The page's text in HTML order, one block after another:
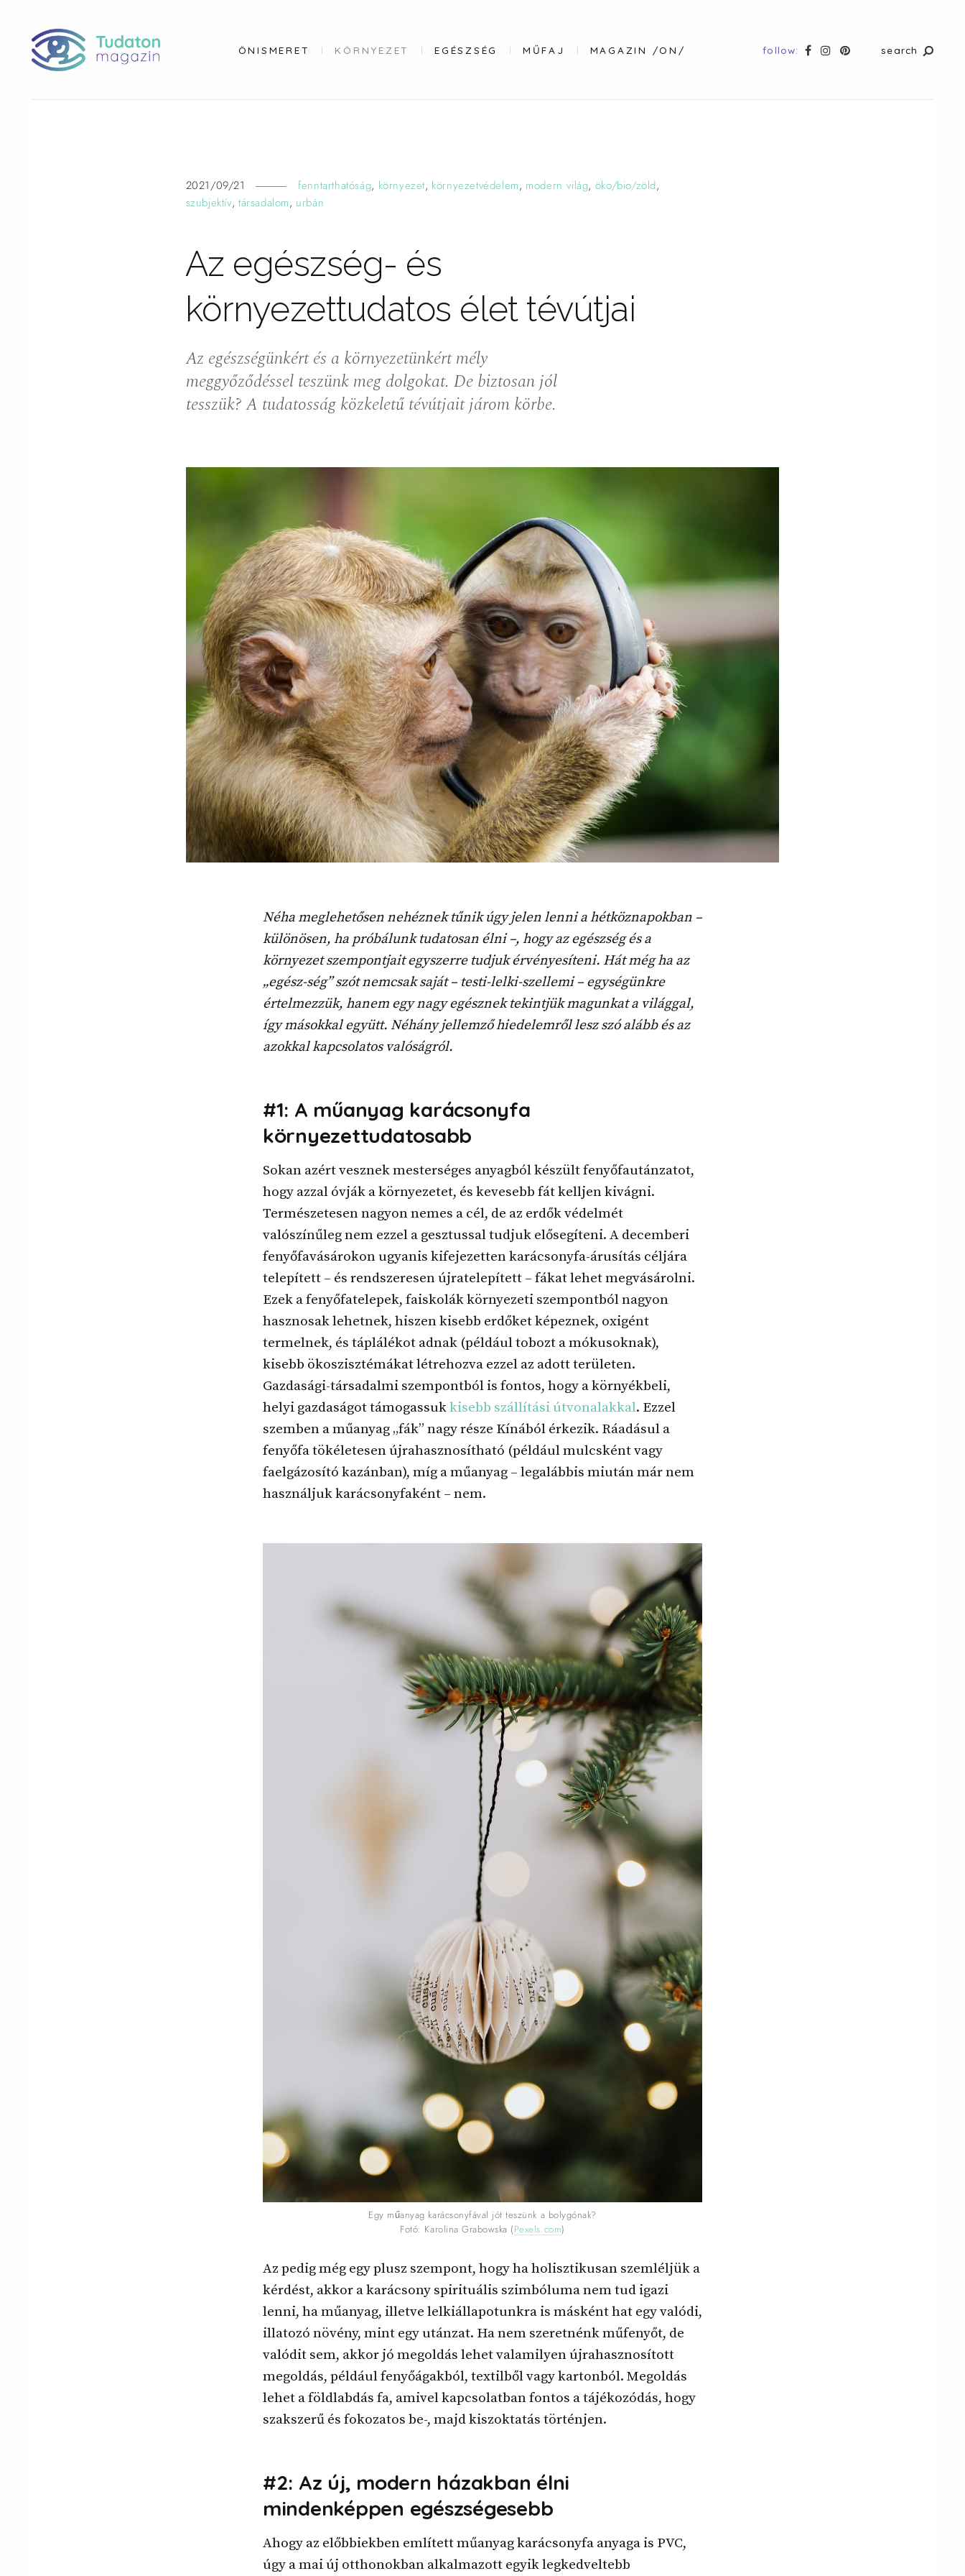
ÖNISMERET KÖRNYEZET EGÉSZSÉG MŰFAJ MAGAZIN /ON/ follow: search
2021/09/21 fenntarthatóság, környezet, környezetvédelem , modern világ, öko/bio/zöld,
szubjektív, társadalom , urbán
Az egészség- és
környezettudatos élet tévútjai
Az egészségünkért és a környezetünkért mély
meggyőződéssel teszünk meg dolgokat. De biztosan jól
tesszük? A tudatosság közkeletű tévútjait járom körbe.
Néha meglehetősen nehéznek tűnik úgy jelen lenni a hétköznapokban –
különösen, ha próbálunk tudatosan élni –, hogy az egészség és a
környezet szempontjait egyszerre tudjuk érvényesíteni. Hát még ha az
„egész-ség” szót nemcsak saját – testi-lelki-szellemi – egységünkre
értelmezzük, hanem egy nagy egésznek tekintjük magunkat a világgal,
így másokkal együtt. Néhány jellemző hiedelemről lesz szó alább és az
azokkal kapcsolatos valóságról.
#1: A műanyag karácsonyfa
környezettudatosabb
Sokan azért vesznek mesterséges anyagból készült fenyőfautánzatot,
hogy azzal óvják a környezetet, és kevesebb fát kelljen kivágni.
Természetesen nagyon nemes a cél, de az erdők védelmét
valószínűleg nem ezzel a gesztussal tudjuk elősegíteni. A decemberi
fenyőfavásárokon ugyanis kifejezetten karácsonyfa-árusítás céljára
telepített – és rendszeresen újratelepített – fákat lehet megvásárolni.
Ezek a fenyőfatelepek, faiskolák környezeti szempontból nagyon
hasznosak lehetnek, hiszen kisebb erdőket képeznek, oxigént
termelnek, és táplálékot adnak (például tobozt a mókusoknak),
kisebb ökoszisztémákat létrehozva ezzel az adott területen.
Gazdasági-társadalmi szempontból is fontos, hogy a környékbeli,
helyi gazdaságot támogassukkisebb szállítási útvonalakkal. Ezzel
szemben a műanyag „fák” nagy része Kínából érkezik. Ráadásul a
fenyőfa tökéletesen újrahasznosítható (például mulcsként vagy
faelgázosító kazánban), míg a műanyag – legalábbis miután már nem
használjuk karácsonyfaként – nem.
Egy műanyag karácsonyfával jót teszünk a bolygónak?
Fotó: Karolina Grabowska (Pexels.com)
Az pedig még egy plusz szempont, hogy ha holisztikusan szemléljük a
kérdést, akkor a karácsony spirituális szimbóluma nem tud igazi
lenni, ha műanyag, illetve lelkiállapotunkra is másként hat egy valódi,
illatozó növény, mint egy utánzat. Ha nem szeretnénk műfenyőt, de
valódit sem, akkor jó megoldás lehet valamilyen újrahasznosított
megoldás, például fenyőágakból, textilből vagy kartonból. Megoldás
lehet a földlabdás fa, amivel kapcsolatban fontos a tájékozódás, hogy
szakszerű és fokozatos be-, majd kiszoktatás történjen.
#2: Az új, modern házakban élni
mindenképpen egészségesebb
Ahogy az előbbiekben említett műanyag karácsonyfa anyaga is PVC,
úgy a mai új otthonokban alkalmazott egyik legkedveltebb